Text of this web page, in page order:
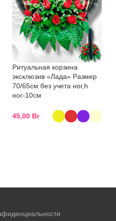
Ритуальная корзина
эксклюзив «Лада» Размер
70/65см без учета ног,h
ног-10см
45,00 Br